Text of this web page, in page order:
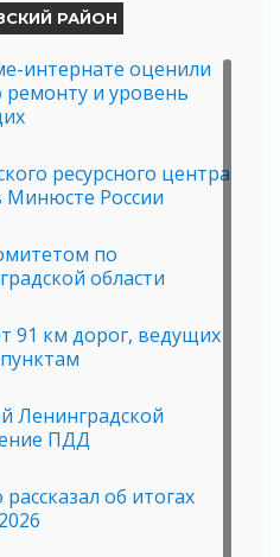
РАЙОН
интернате оценили
и уровень
ресурсного центра
Минюсте России
по
области
91 км дорог, ведущих
Ленинградской
ПДД
об итогах